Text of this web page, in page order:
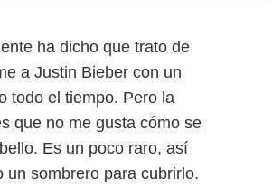
ha dicho que trato de
a Justin Bieber con un
todo el tiempo. Pero la
que no me gusta cómo se
Es un poco raro, así
un sombrero para cubrirlo.